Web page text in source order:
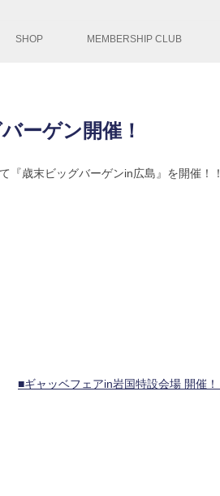
SHOP MEMBERSHIP CLUB
ーゲン開催！
『歳末ビッグバーゲンin広島』を開催！！
■ギャッベフェアin岩国特設会場 開催！